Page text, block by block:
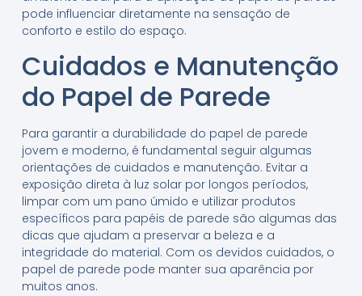
pode influenciar diretamente na sensação de
conforto e estilo do espaço.
Cuidados e Manutenção
do Papel de Parede
Para garantir a durabilidade do papel de parede
jovem e moderno, é fundamental seguir algumas
orientações de cuidados e manutenção. Evitar a
exposição direta à luz solar por longos períodos,
limpar com um pano úmido e utilizar produtos
específicos para papéis de parede são algumas das
dicas que ajudam a preservar a beleza e a
integridade do material. Com os devidos cuidados, o
papel de parede pode manter sua aparência por
muitos anos.